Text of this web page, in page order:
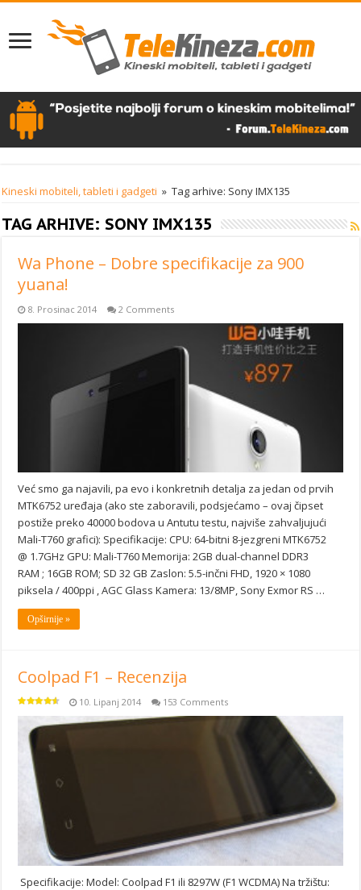
Kineski mobiteli, tableti i gadgeti » Tag arhive: Sony IMX135
TAG ARHIVE: SONY IMX135
Wa Phone – Dobre specifikacije za 900
yuana!
8. Prosinac 2014 2 Comments
Već smo ga najavili, pa evo i konkretnih detalja za jedan od prvih
MTK6752 uređaja (ako ste zaboravili, podsjećamo – ovaj čipset
postiže preko 40000 bodova u Antutu testu, najviše zahvaljujući
Mali-T760 grafici): Specifikacije: CPU: 64-bitni 8-jezgreni MTK6752
@ 1.7GHz GPU: Mali-T760 Memorija: 2GB dual-channel DDR3
RAM ; 16GB ROM; SD 32 GB Zaslon: 5.5-inčni FHD, 1920 × 1080
piksela / 400ppi , AGC Glass Kamera: 13/8MP, Sony Exmor RS …
Opširnije »
Coolpad F1 – Recenzija
10. Lipanj 2014 153 Comments
Specifikacije: Model: Coolpad F1 ili 8297W (F1 WCDMA) Na tržištu: